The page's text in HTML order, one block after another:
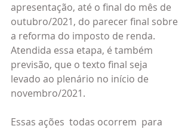
apresentação, até o final do mês de
outubro/2021, do parecer final sobre
a reforma do imposto de renda.
Atendida essa etapa, é também
previsão, que o texto final seja
levado ao plenário no início de
novembro/2021.
Essas ações  todas ocorrem  para